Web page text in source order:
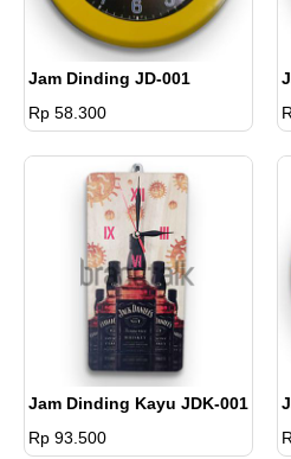
Jam Dinding JD-001
Rp 58.300
Jam Dinding Kayu JDK-001
Rp 93.500